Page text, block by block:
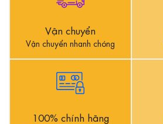
Vận chuyển
Vận chuyển nhanh chóng
100% chính hãng